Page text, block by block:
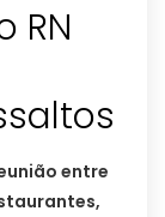
RN
entre